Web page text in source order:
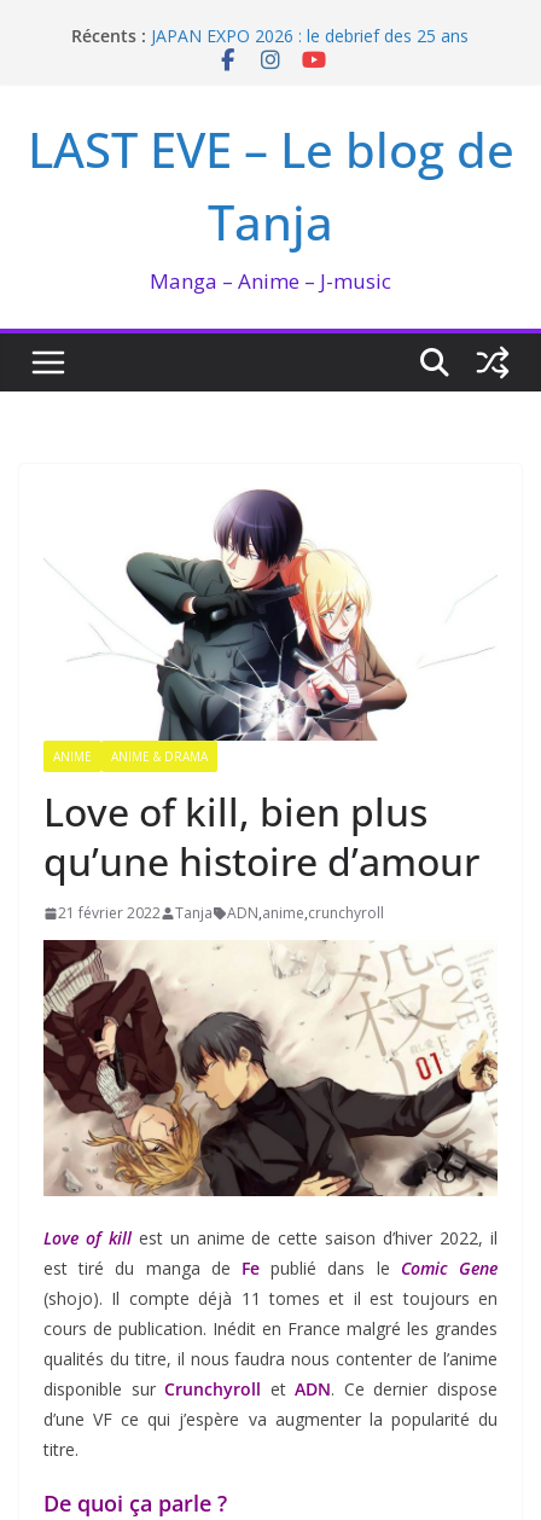
Récents : JAPAN EXPO 2026 : le debrief des 25 ans
Bilan lecture et visionnage de juillet 2026
Enomoto n’est pas un ange
LAST EVE – Le blog de
Tanja
Manga – Anime – J-music
ANIME ANIME & DRAMA
Love of kill, bien plus
qu’une histoire d’amour
21 février 2022 Tanja ADN,anime,crunchyroll
Love of kill est un anime de cette saison d’hiver 2022, il
est tiré du manga de Fe publié dans le Comic Gene
(shojo). Il compte déjà 11 tomes et il est toujours en
cours de publication. Inédit en France malgré les grandes
qualités du titre, il nous faudra nous contenter de l’anime
disponible surCrunchyroll etADN. Ce dernier dispose
d’une VF ce qui j’espère va augmenter la popularité du
titre.
De quoi ça parle ?